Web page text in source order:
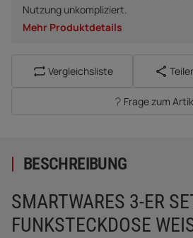
Nutzung unkompliziert.
Mehr Produktdetails
Vergleichsliste
Frage zum
BESCHREIBUNG
SMARTWARES 3-ER
FUNKSTECKDOSE